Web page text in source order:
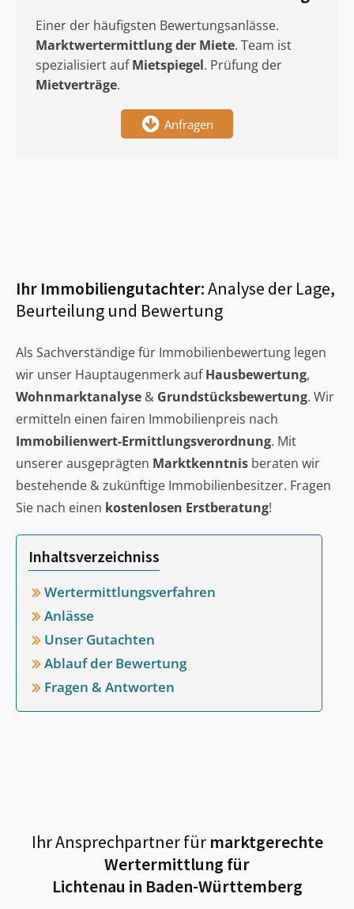
Einer der häufigsten Bewertungsanlässe.
Marktwertermittlungder Miete. Team ist
spezialisiert aufMietspiegel. Prüfung der
Mietverträge.
Anfragen
Ihr Immobiliengutachter:Analyse der Lage,
Beurteilung und Bewertung
Als Sachverständige für Immobilienbewertung legen
wir unser Hauptaugenmerk aufHausbewertung,
Wohnmarktanalyse & Grundstücksbewertung. Wir
ermitteln einen fairen Immobilienpreis nach
Immobilienwert-Ermittlungsverordnung. Mit
unserer ausgeprägten Marktkenntnis beraten wir
bestehende & zukünftige Immobilienbesitzer. Fragen
Sie nach einen kostenlosen Erstberatung!
Inhaltsverzeichniss
Wertermittlungsverfahren
Anlässe
Unser Gutachten
Ablauf der Bewertung
Fragen & Antworten
Ihr Ansprechpartner fürmarktgerechte
Wertermittlung für
Lichtenau in Baden-Württemberg